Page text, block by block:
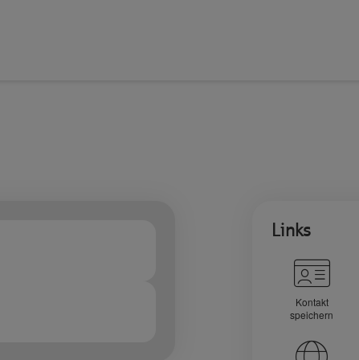
Links
Kontakt
speichern